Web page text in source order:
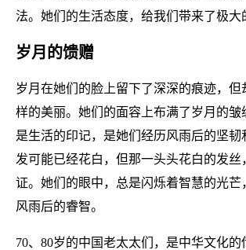
法。她们的生活态度，给我们带来了极大
岁月的馈赠
岁月在她们的脸上留下了深深的痕迹，但
样的美丽。她们的面容上布满了岁月的皱
是生活的印记，是她们经历风雨后的坚韧
发可能已经花白，但那一头头花白的发丝
证。她们的眼中，总是闪烁着智慧的光芒
风雨后的睿智。
70、80岁的中国老太太们，是中华文化的